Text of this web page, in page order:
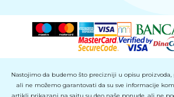
Nastojimo da budemo što precizniji u opisu
ali ne možemo garantovati da su sve informacije